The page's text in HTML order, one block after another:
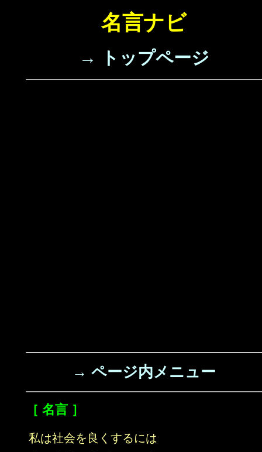
名言ナビ
→ トップページ
→ ページ内メニュー
［ 名言 ］
私は社会を良くするには